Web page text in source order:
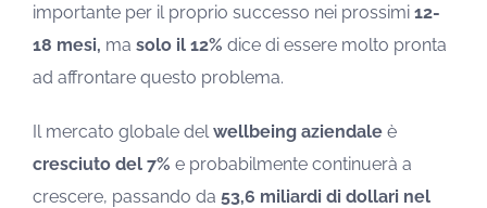
importante per il proprio successo nei prossimi 12-
18 mesi, ma solo il 12% dice di essere molto pronta
ad affrontare questo problema.
Il mercato globale del wellbeing aziendaleè
cresciuto del 7% e probabilmente continuerà a
crescere, passando da 53,6 miliardi di dollari nel